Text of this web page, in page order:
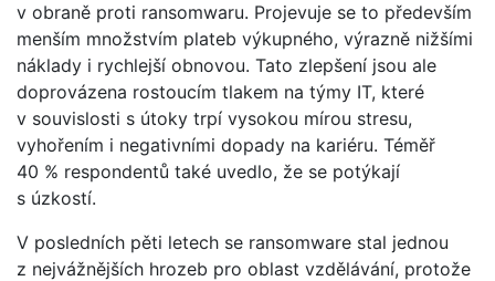
v obraně proti ransomwaru. Projevuje se to především
menším množstvím plateb výkupného, výrazně nižšími
náklady i rychlejší obnovou. Tato zlepšení jsou ale
doprovázena rostoucím tlakem na týmy IT, které
v souvislosti s útoky trpí vysokou mírou stresu,
vyhořením i negativními dopady na kariéru. Téměř
40 % respondentů také uvedlo, že se potýkají
s úzkostí.
V posledních pěti letech se ransomware stal jednou
z nejvážnějších hrozeb pro oblast vzdělávání, protože